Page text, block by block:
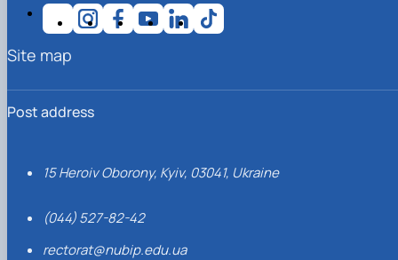
Post address
15 Heroiv Oborony, Kyiv, 03041, Ukraine
(044) 527-82-42
rectorat@nubip.edu.ua
Site map